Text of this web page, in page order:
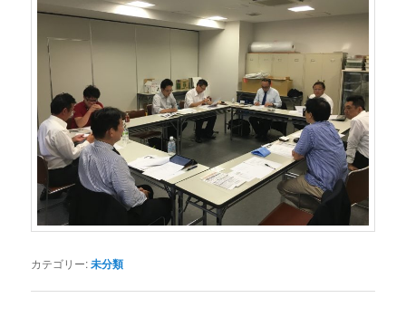
カテゴリー:未分類